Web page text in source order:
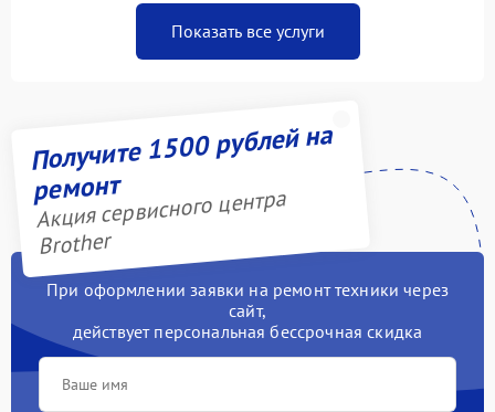
Показать все услуги
Получите 1500 рублей на
ремонт
Акция сервисного центра
Brother
При оформлении заявки на ремонт техники через
сайт,
действует персональная бессрочная скидка